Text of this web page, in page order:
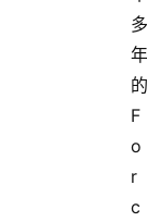
多
年
的
F
o
r
c